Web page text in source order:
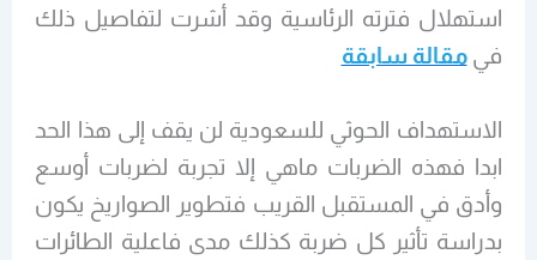
استهلال فترته الرئاسية وقد أشرت لتفاصيل ذلك
في مقالة سابقة
الاستهداف الحوثي للسعودية لن يقف إلى هذا الحد
ابدا فهذه الضربات ماهي إلا تجربة لضربات أوسع
وأدق في المستقبل القريب فتطوير الصواريخ يكون
بدراسة تأثير كل ضربة كذلك مدى فاعلية الطائرات